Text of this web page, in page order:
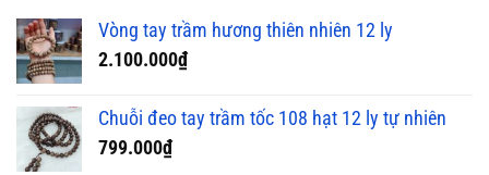
Vòng tay trầm hương thiên nhiên 12 ly
2.100.000₫
Chuỗi đeo tay trầm tốc 108 hạt 12 ly tự nhiên
799.000₫